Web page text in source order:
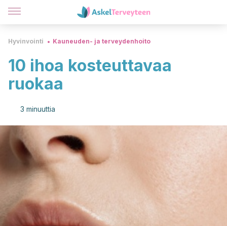
Hyvinvointi Kauneuden- ja terveydenhoito
10 ihoa kosteuttavaa
ruokaa
3 minuuttia